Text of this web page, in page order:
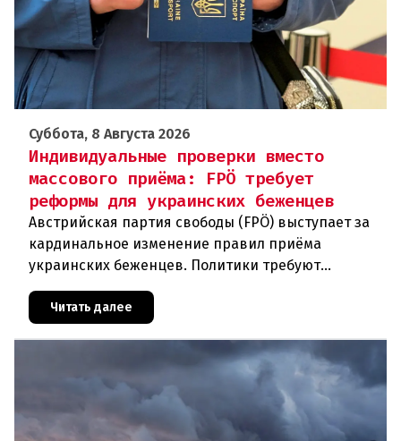
Суббота, 8 Августа 2026
Индивидуальные проверки вместо
массового приёма: FPÖ требует
реформы для украинских беженцев
Австрийская партия свободы (FPÖ) выступает за
кардинальное изменение правил приёма
украинских беженцев. Политики требуют
отменить автоматическое предоставление
убежища и ввести индивидуальные проверки
Читать далее